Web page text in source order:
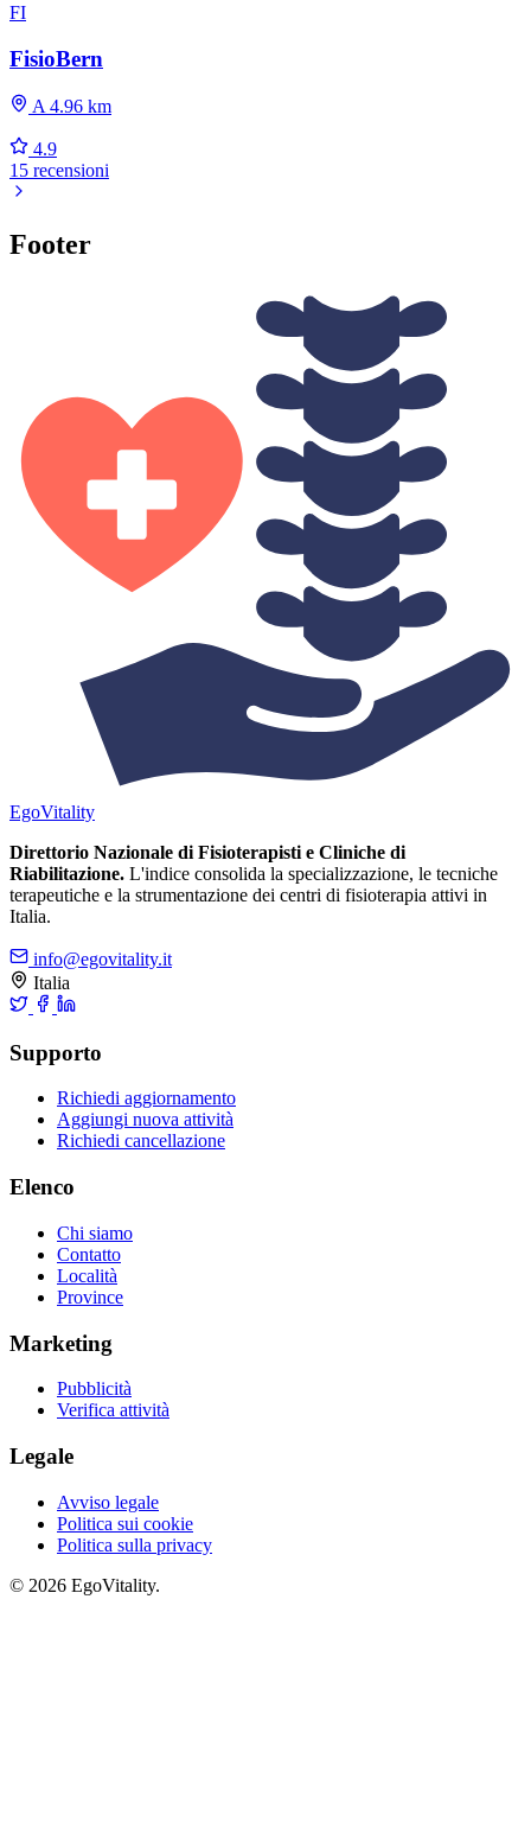
FI
FisioBern
A 4.96 km
4.9
15 recensioni
Footer
EgoVitality
Direttorio Nazionale di Fisioterapisti e Cliniche di
Riabilitazione. L'indice consolida la specializzazione, le tecniche
terapeutiche e la strumentazione dei centri di fisioterapia attivi in
Italia.
info@egovitality.it
Italia
Supporto
Richiedi aggiornamento
Aggiungi nuova attività
Richiedi cancellazione
Elenco
Chi siamo
Contatto
Località
Province
Marketing
Pubblicità
Verifica attività
Legale
Avviso legale
Politica sui cookie
Politica sulla privacy
© 2026 EgoVitality.